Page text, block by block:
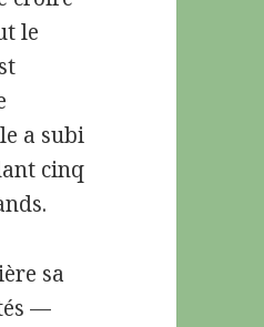
le
a subi
cinq
sa
—